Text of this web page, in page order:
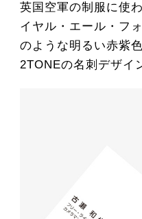
英国空軍の制服に使
イヤル・エール・フ
のような明るい赤紫
2TONEの名刺デザイ